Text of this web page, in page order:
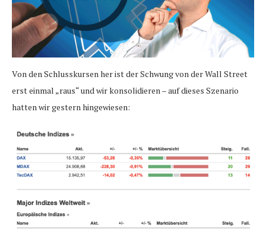
Von den Schlusskursen her ist der Schwung von der Wall Street
erst einmal „raus“ und wir konsolidieren – auf dieses Szenario
hatten wir gestern hingewiesen: